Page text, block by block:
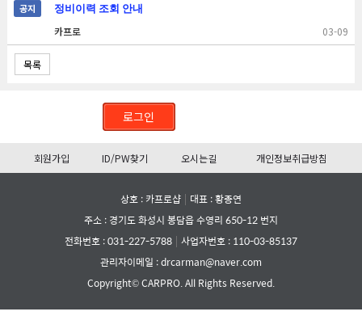
공지 정비이력 조회 안내
카프로 03-09
목록
로그인
회원가입 ID/PW찾기 오시는길 개인정보취급방침
상호 : 카프로샵
대표 : 황종연
주소 : 경기도 화성시 봉담읍 수영리 650-12 번지
전화번호 :031-227-5788
사업자번호 : 110-03-85137
관리자이메일 : drcarman@naver.com
Copyright© CARPRO. All Rights Reserved.